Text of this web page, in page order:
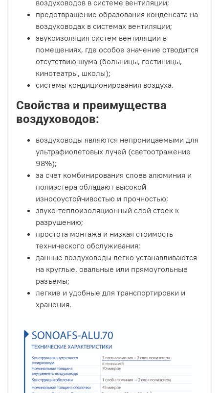
воздуховодов в системе вентиляции;
предотвращение образования конденсата на
воздуховодах в системах вентиляции;
звукоизоляция систем вентиляции в
помещениях, где особое значение отводится
отсутствию шума (больницы, гостиницы,
кинотеатры, школы);
системы кондиционирования воздуха.
Свойства и преимущества
воздуховодов:
воздуховоды являются непроницаемыми для
ультрафиолетовых лучей (светоотражение
98%);
за счет комбинирования слоев алюминия и
полиэстера обладают высокой̆
износоустойчивостью и прочностью;
звуко-теплоизоляционный слой стоек к
разрушению;
простота монтажа и низкая стоимость
технического обслуживания;
данные воздуховоды легко устанавливаются
на круглые, овальные или прямоугольные
разъемы;
легкие и удобные для транспортировки и
хранения.